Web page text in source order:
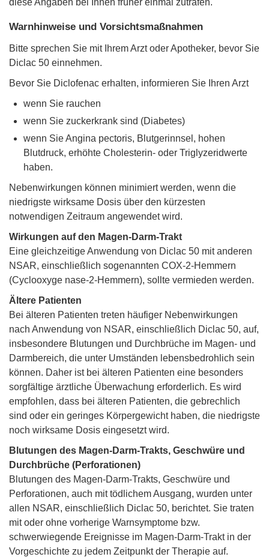
diese Angaben bei Ihnen früher einmal zutrafen.
Warnhinweise und Vorsichtsmaßnahmen
Bitte sprechen Sie mit Ihrem Arzt oder Apotheker, bevor Sie
Diclac 50 einnehmen.
Bevor Sie Diclofenac erhalten, informieren Sie Ihren Arzt
wenn Sie rauchen
wenn Sie zuckerkrank sind (Diabetes)
wenn Sie Angina pectoris, Blutgerinnsel, hohen
Blutdruck, erhöhte Cholesterin- oder Triglyzeridwerte
haben.
Nebenwirkungen können minimiert werden, wenn die
niedrigste wirksame Dosis über den kürzesten
notwendigen Zeitraum angewendet wird.
Wirkungen auf den Magen-Darm-Trakt
Eine gleichzeitige Anwendung von Diclac 50 mit anderen
NSAR, einschließlich sogenannten COX-2-Hemmern
(Cyclooxyge nase-2-Hemmern), sollte vermieden werden.
Ältere Patienten
Bei älteren Patienten treten häufiger Nebenwirkungen
nach Anwendung von NSAR, einschließlich Diclac 50, auf,
insbesondere Blutungen und Durchbrüche im Magen- und
Darmbereich, die unter Umständen lebensbedrohlich sein
können. Daher ist bei älteren Patienten eine besonders
sorgfältige ärztliche Überwachung erforderlich. Es wird
empfohlen, dass bei älteren Patienten, die gebrechlich
sind oder ein geringes Körpergewicht haben, die niedrigste
noch wirksame Dosis eingesetzt wird.
Blutungen des Magen-Darm-Trakts, Geschwüre und
Durchbrüche (Perforationen)
Blutungen des Magen-Darm-Trakts, Geschwüre und
Perforationen, auch mit tödlichem Ausgang, wurden unter
allen NSAR, einschließlich Diclac 50, berichtet. Sie traten
mit oder ohne vorherige Warnsymptome bzw.
schwerwiegende Ereignisse im Magen-Darm-Trakt in der
Vorgeschichte zu jedem Zeitpunkt der Therapie auf.